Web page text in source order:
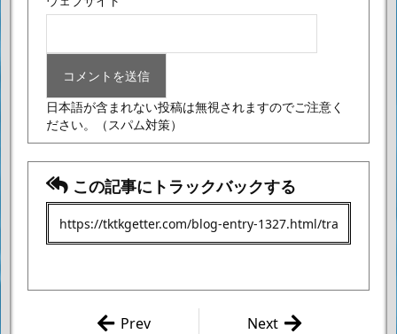
日本語が含まれない投稿は無視されますのでご注意く
ださい。
（スパム対策）
この記事にトラックバックする
Next
Prev